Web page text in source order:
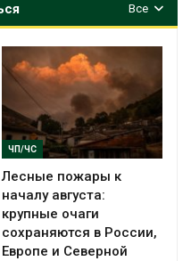
Все
ЧП/ЧС
Лесные пожары к
началу августа:
крупные очаги
сохраняются в России,
Европе и Северной